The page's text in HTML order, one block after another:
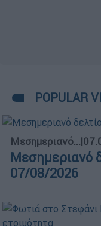
POPULAR
Μεσημεριανό...|
Μεσημεριανό
07/08/2026